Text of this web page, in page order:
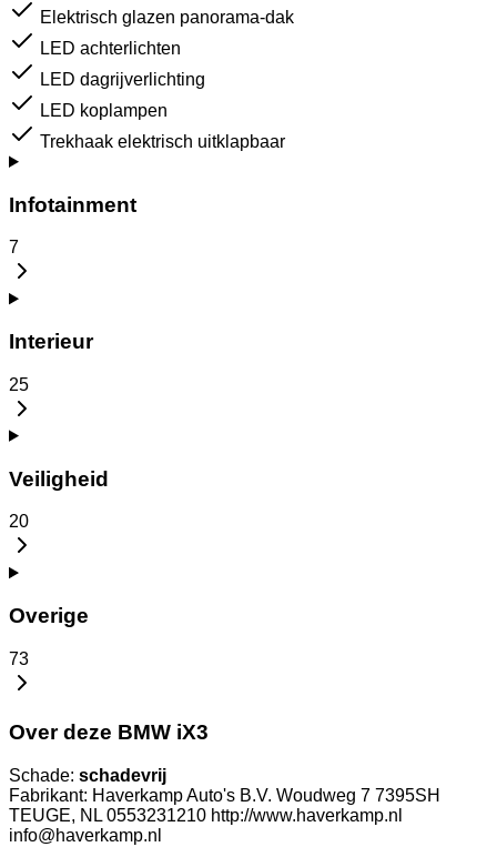
Elektrisch glazen panorama-dak
LED achterlichten
LED dagrijverlichting
LED koplampen
Trekhaak elektrisch uitklapbaar
Infotainment
7
Interieur
25
Veiligheid
20
Overige
73
Over deze BMW iX3
Schade: schadevrij
Fabrikant: Haverkamp Auto's B.V. Woudweg 7 7395SH
TEUGE, NL 0553231210 http://www.haverkamp.nl
info@haverkamp.nl